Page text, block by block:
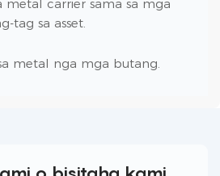
metal carrier sama sa mga
tag sa asset.
metal nga mga butang.